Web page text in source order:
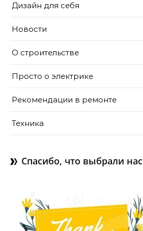
Дизайн для себя
Новости
О строительстве
Просто о электрике
Рекомендации в ремонте
Техника
Спасибо, что выбрали нас